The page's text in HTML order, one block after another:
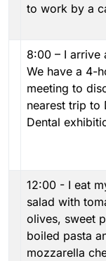
to work by a
8:00 – I arrive
We have a 4-
meeting to
nearest trip to
Dental
12:00 - I eat
salad with
olives, sweet
boiled pasta
mozzarella